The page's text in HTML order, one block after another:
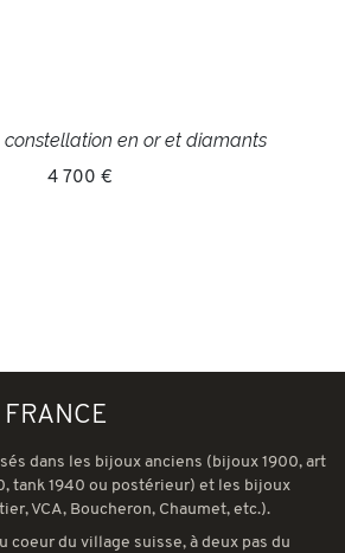
en or et diamants
4 700 €
dans les bijoux anciens (bijoux 1900, art
tank 1940 ou postérieur) et les bijoux
VCA, Boucheron, Chaumet, etc.).
coeur du village suisse, à deux pas du